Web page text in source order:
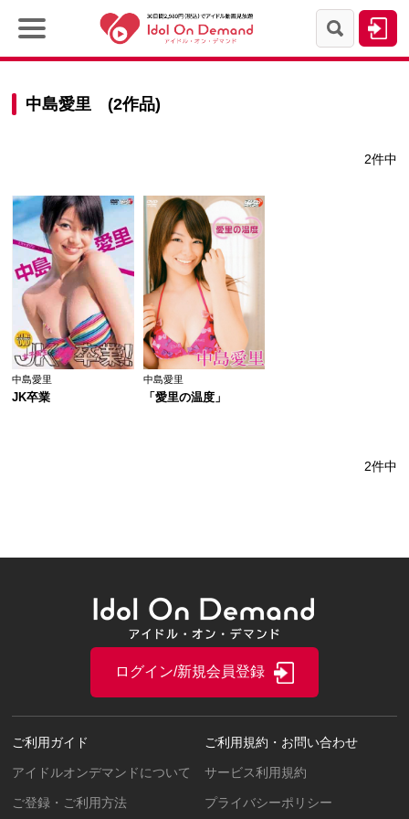
中島愛里 (2作品)
2件中
中島愛里
JK卒業
中島愛里
「愛里の温度」
2件中
ご利用ガイド
アイドルオンデマンドについて
ご登録・ご利用方法
ご利用規約・お問い合わせ
サービス利用規約
プライバシーポリシー
ログイン/新規会員登録